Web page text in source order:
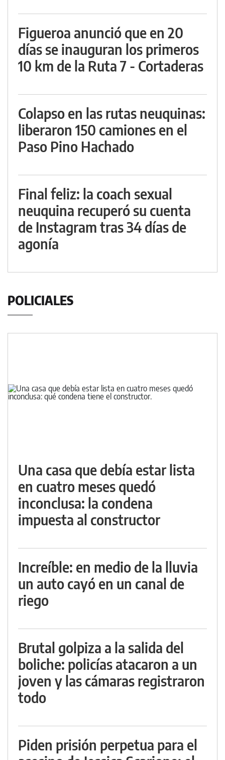
Figueroa anunció que en 20
días se inauguran los primeros
10 km de la Ruta 7 - Cortaderas
Colapso en las rutas neuquinas:
liberaron 150 camiones en el
Paso Pino Hachado
Final feliz: la coach sexual
neuquina recuperó su cuenta
de Instagram tras 34 días de
agonía
POLICIALES
Una casa que debía estar lista
en cuatro meses quedó
inconclusa: la condena
impuesta al constructor
Increíble: en medio de la lluvia
un auto cayó en un canal de
riego
Brutal golpiza a la salida del
boliche: policías atacaron a un
joven y las cámaras registraron
todo
Piden prisión perpetua para el